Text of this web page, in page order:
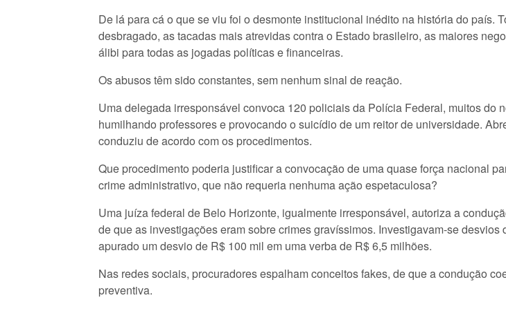
De lá para cá o que se viu foi o desmonte institucional inédito na história do país.
desbragado, as tacadas mais atrevidas contra o Estado brasileiro, as maiores
álibi para todas as jogadas políticas e financeiras.
Os abusos têm sido constantes, sem nenhum sinal de reação.
Uma delegada irresponsável convoca 120 policiais da Polícia Federal, muitos do
humilhando professores e provocando o suicídio de um reitor de universidade.
conduziu de acordo com os procedimentos.
Que procedimento poderia justificar a convocação de uma quase força nacional
crime administrativo, que não requeria nenhuma ação espetaculosa?
Uma juíza federal de Belo Horizonte, igualmente irresponsável, autoriza a
de que as investigações eram sobre crimes gravíssimos. Investigavam-se
apurado um desvio de R$ 100 mil em uma verba de R$ 6,5 milhões.
Nas redes sociais, procuradores espalham conceitos fakes, de que a condução
preventiva.